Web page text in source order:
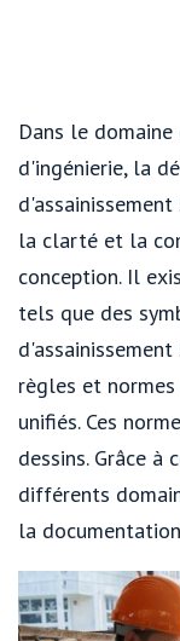
Dans le
d'ingénierie, la
la clarté et la
conception. Il
tels que des
règles et
unifiés. Ces
dessins. Grâce à
différents
la